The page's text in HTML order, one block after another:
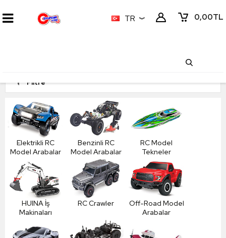
0,00TL
TR
Filtre
Elektrikli RC
Model Arabalar
Benzinli RC
Model Arabalar
RC Model
Tekneler
HUINA İş
Makinaları
RC Crawler
Off-Road Model
Arabalar